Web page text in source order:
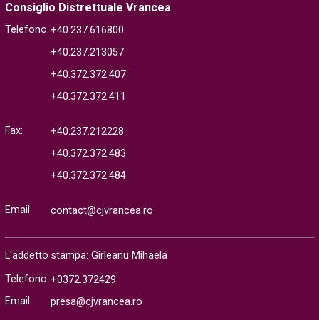
Consiglio Distrettuale Vrancea
Telefono: +40.237.616800
+40.237.213057
+40.372.372.407
+40.372.372.411
Fax:
+40.237.212228
+40.372.372.483
+40.372.372.484
Email: contact@cjvrancea.ro
L'addetto stampa: Gîrleanu Mihaela
Telefono: +0372.372429
Email:
presa@cjvrancea.ro